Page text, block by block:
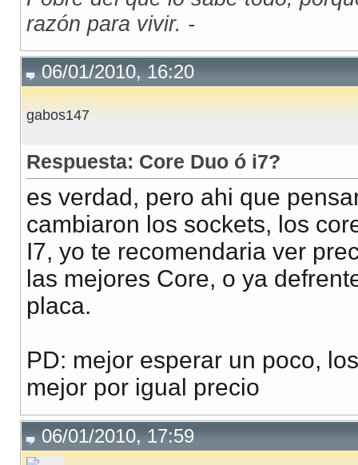
razón para vivir. -
06/01/2010, 16:20
gabos147
Respuesta: Core Duo ó i7?
es verdad, pero ahi que
cambiaron los sockets, los
I7, yo te recomendaria ver
las mejores Core, o ya
placa.
PD: mejor esperar un poco,
mejor por igual precio
06/01/2010, 17:59